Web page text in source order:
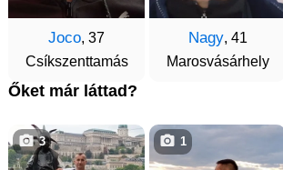
Joco, 37
Csíkszenttamás
Nagy, 41
Marosvásárhely
Őket már láttad?
3 1